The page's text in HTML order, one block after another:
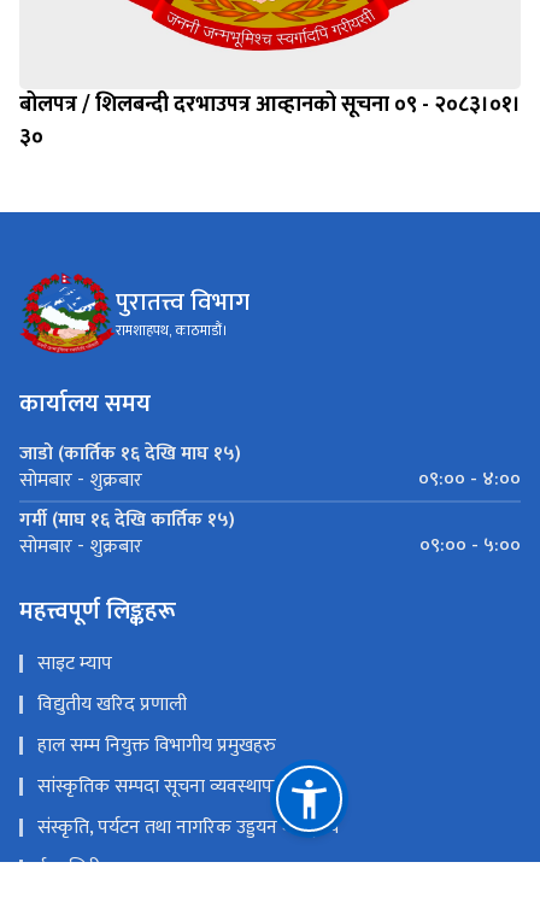
बोलपत्र / शिलबन्दी दरभाउपत्र आव्हानको सूचना ०९ - २०८३।०१।
३०
पुरातत्त्व विभाग
रामशाहपथ, काठमाडौं।
कार्यालय समय
जाडो (कार्तिक १६ देखि माघ १५)
सोमबार - शुक्रबार
०९:०० - ४:००
गर्मी (माघ १६ देखि कार्तिक १५)
सोमबार - शुक्रबार ०९:०० - ५:००
महत्त्वपूर्ण लिङ्कहरू
साइट म्याप
विद्युतीय खरिद प्रणाली
हाल सम्म नियुक्त विभागीय प्रमुखहरु
सांस्कृतिक सम्पदा सूचना व्यवस्थापन प्रणाली
संस्कृति, पर्यटन तथा नागरिक उड्डयन मन्त्रा्लय
ई-हाजिरी